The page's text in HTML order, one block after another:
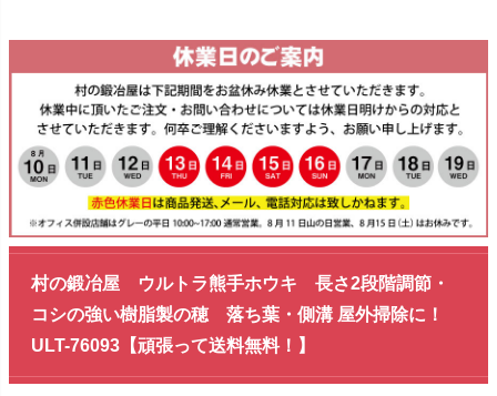
村の鍛冶屋 ウルトラ熊手ホウキ 長さ2段階調節・
コシの強い樹脂製の穂 落ち葉・側溝 屋外掃除に！
ULT-76093【頑張って送料無料！】